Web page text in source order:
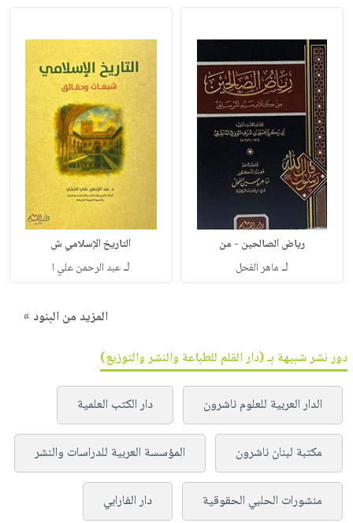
رياض الصالحين - من
لـ ماهر الفحل
التاريخ الإسلامي ش
لـعبد الرحمن علي ا
المزيد من البنود »
دور نشر شبيهة بـ (دار القلم للطباعة والنشر والتوزيع)
الدار العربية للعلوم ناشرون دار الكتب العلمية
مكتبة لبنان ناشرون المؤسسة العربية للدراسات والنشر
منشورات الحلبي الحقوقية دار الفارابي